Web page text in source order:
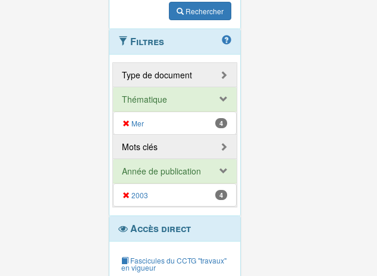
Rechercher
Filtres
Type de document
Thématique
Mer 4
Mots clés
Année de publication
2003 4
Accès direct
Fascicules du CCTG "travaux"
en vigueur